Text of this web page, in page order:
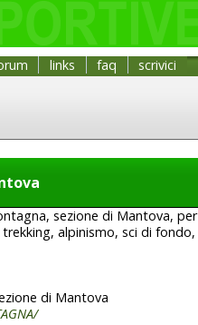
links faq scrivici
sezione di Mantova,
alpinismo, sci di
di Mantova